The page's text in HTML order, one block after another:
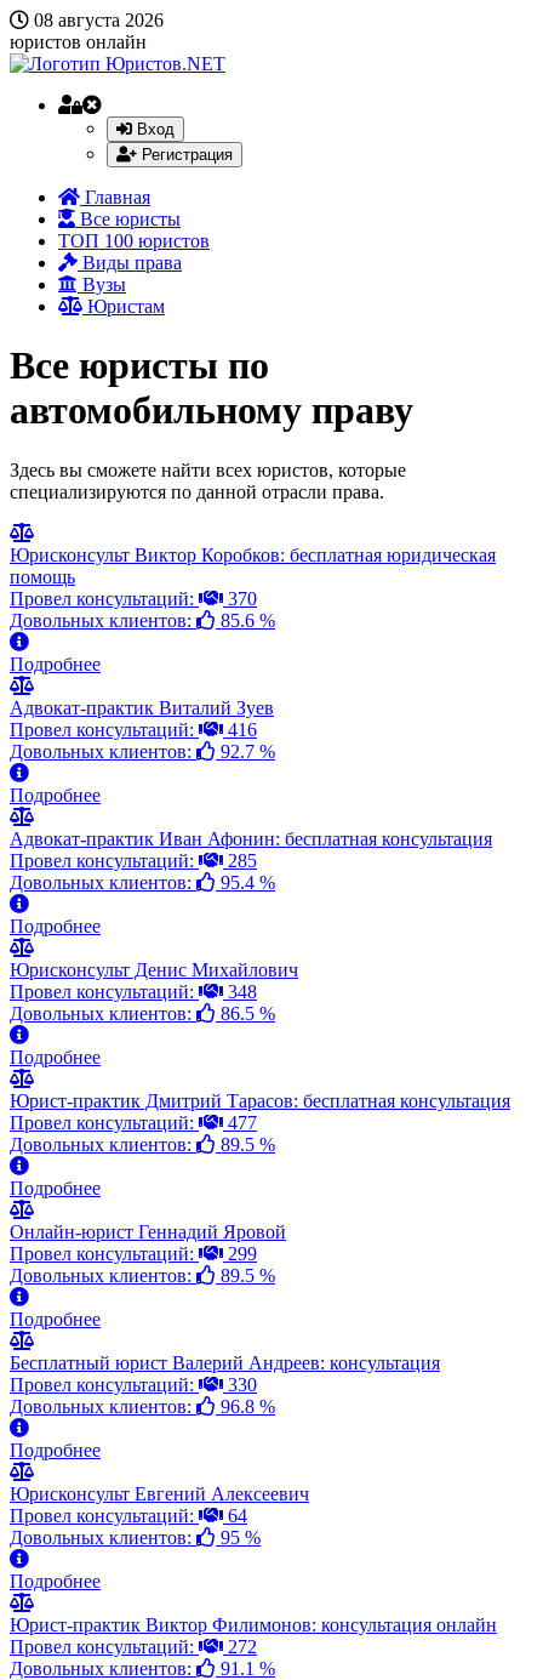
08 августа 2026
юристов онлайн
Вход
Регистрация
Главная
Все юристы
ТОП 100 юристов
Виды права
Вузы
Юристам
Все юристы по
автомобильному праву
Здесь вы сможете найти всех юристов, которые
специализируются по данной отрасли права.
Юрисконсульт Виктор Коробков: бесплатная юридическая
помощь
Провел консультаций:
370
Довольных клиентов:
85.6 %
Подробнее
Адвокат-практик Виталий Зуев
Провел консультаций:
416
Довольных клиентов:
92.7 %
Подробнее
Адвокат-практик Иван Афонин: бесплатная консультация
Провел консультаций:
285
Довольных клиентов:
95.4 %
Подробнее
Юрисконсульт Денис Михайлович
Провел консультаций:
348
Довольных клиентов:
86.5 %
Подробнее
Юрист-практик Дмитрий Тарасов: бесплатная консультация
Провел консультаций:
477
Довольных клиентов:
89.5 %
Подробнее
Онлайн-юрист Геннадий Яровой
Провел консультаций:
299
Довольных клиентов:
89.5 %
Подробнее
Бесплатный юрист Валерий Андреев: консультация
Провел консультаций:
330
Довольных клиентов:
96.8 %
Подробнее
Юрисконсульт Евгений Алексеевич
Провел консультаций:
64
Довольных клиентов:
95 %
Подробнее
Юрист-практик Виктор Филимонов: консультация онлайн
Провел консультаций:
272
Довольных клиентов:
91.1 %